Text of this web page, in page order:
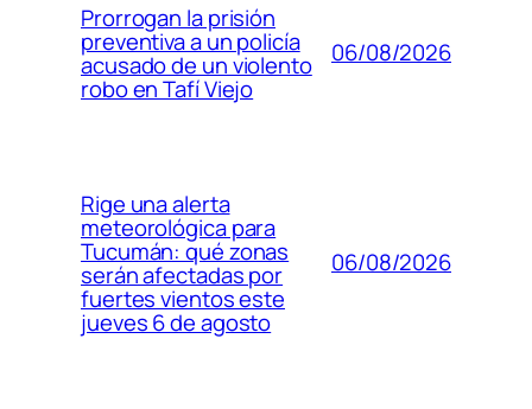
Prorrogan la prisión
preventiva a un policía
acusado de un violento
robo en Tafí Viejo
06/08/2026
Rige una alerta
meteorológica para
Tucumán: qué zonas
serán afectadas por
fuertes vientos este
jueves 6 de agosto
06/08/2026